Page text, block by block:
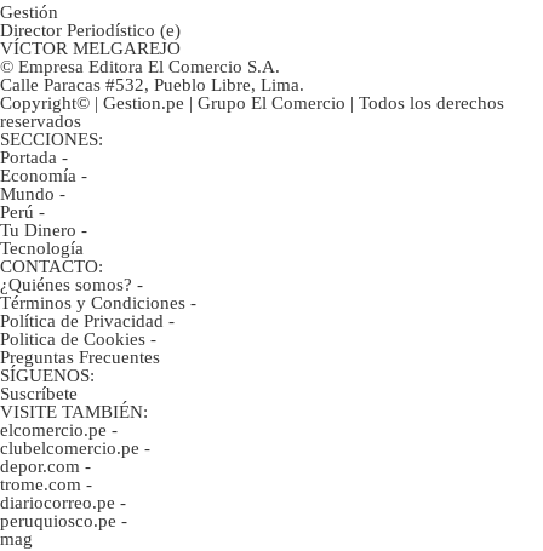
Gestión
Director Periodístico (e)
VÍCTOR MELGAREJO
© Empresa Editora El Comercio S.A.
Calle Paracas #532, Pueblo Libre, Lima.
Copyright© | Gestion.pe | Grupo El Comercio | Todos los derechos
reservados
SECCIONES:
Portada -
Economía -
Mundo -
Perú -
Tu Dinero -
Tecnología
CONTACTO:
¿Quiénes somos? -
Términos y Condiciones -
Política de Privacidad -
Politica de Cookies -
Preguntas Frecuentes
SÍGUENOS:
Suscríbete
VISITE TAMBIÉN:
elcomercio.pe -
clubelcomercio.pe -
depor.com -
trome.com -
diariocorreo.pe -
peruquiosco.pe -
mag